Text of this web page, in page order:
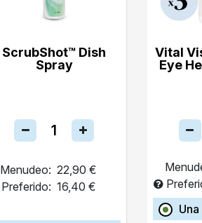
ScrubShot™ Dish
Spray
Menudeo: 22,90 €
Preferido: 16,40 €
Vital
Eye